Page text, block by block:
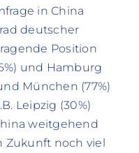
in China
deutscher
Position
und Hamburg
München (77%)
Leipzig (30%)
weitgehend
Zukunft noch viel